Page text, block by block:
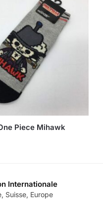
Piece Mihawk
Internationale
Suisse, Europe